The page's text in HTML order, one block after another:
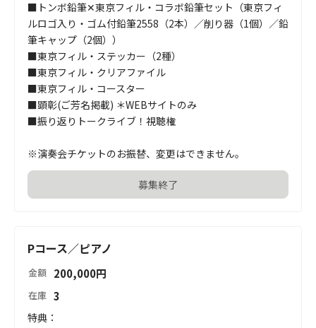
■トンボ鉛筆✕東京フィル・コラボ鉛筆セット（東京フィ
ルロゴ入り・ゴム付鉛筆2558（2本）／削り器（1個）／鉛
筆キャップ（2個））
■東京フィル・ステッカー（2種）
■東京フィル・クリアファイル
■東京フィル・コースター
■顕彰(ご芳名掲載) ＊WEBサイトのみ
■振り返りトークライブ！視聴権
※演奏会チケットのお振替、変更はできません。
募集終了
Pコース／ピアノ
金額 200,000円
在庫 3
特典：